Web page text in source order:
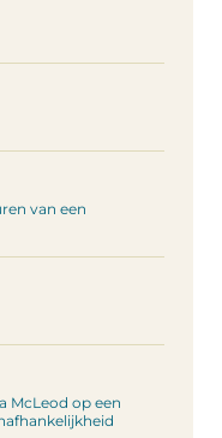
van een
McLeod op een